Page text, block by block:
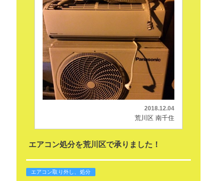
2018.12.04
荒川区 南千住
エアコン処分を荒川区で承りました！
エアコン取り外し、処分